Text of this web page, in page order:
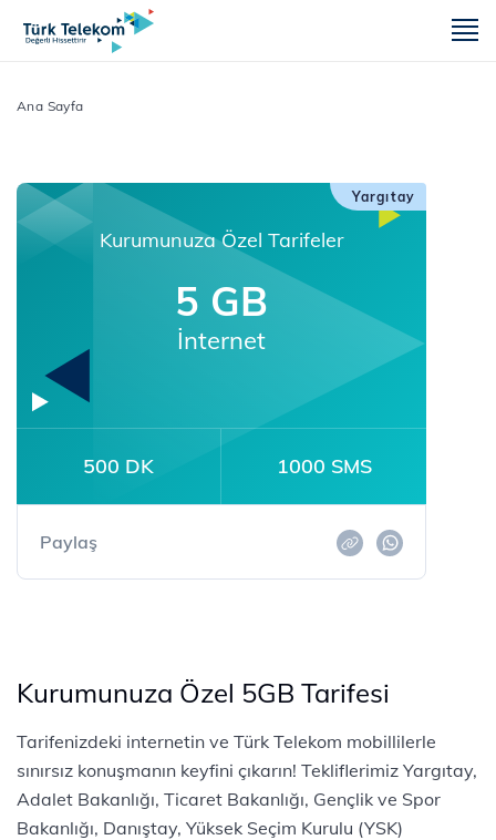
Ana Sayfa
Yargıtay
Kurumunuza Özel Tarifeler
5 GB
İnternet
500 DK 1000 SMS
Paylaş
Kurumunuza Özel 5GB Tarifesi
Tarifenizdeki internetin ve Türk Telekom mobillilerle
sınırsız konuşmanın keyfini çıkarın! Tekliflerimiz Yargıtay,
Adalet Bakanlığı, Ticaret Bakanlığı, Gençlik ve Spor
Bakanlığı, Danıştay, Yüksek Seçim Kurulu (YSK)